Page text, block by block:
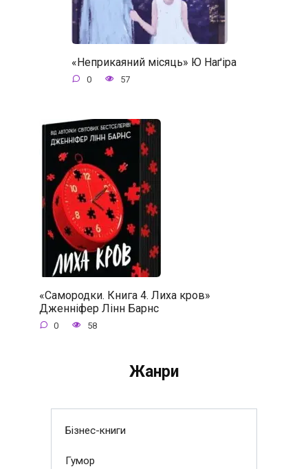
«Неприкаяний місяць» Ю Наґіра
0 57
«Самородки. Книга 4. Лиха кров»
Дженніфер Лінн Барнс
0 58
Жанри
Бізнес-книги
Гумор